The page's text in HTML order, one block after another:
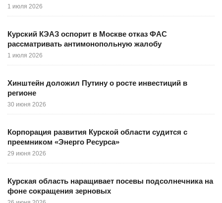
1 июля 2026
Курский КЭАЗ оспорит в Москве отказ ФАС
рассматривать антимонопольную жалобу
1 июля 2026
Хинштейн доложил Путину о росте инвестиций в
регионе
30 июня 2026
Корпорация развития Курской области судится с
преемником «Энерго Ресурса»
29 июня 2026
Курская область наращивает посевы подсолнечника на
фоне сокращения зерновых